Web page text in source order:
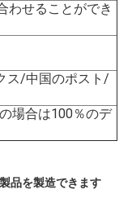
わせることができ
ス/中国のポスト/
場合は100％のデ
品を製造できます